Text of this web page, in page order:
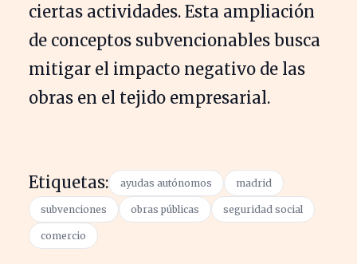
ciertas actividades. Esta ampliación
de conceptos subvencionables busca
mitigar el impacto negativo de las
obras en el tejido empresarial.
Etiquetas: ayudas autónomos madrid
subvenciones obras públicas seguridad social
comercio